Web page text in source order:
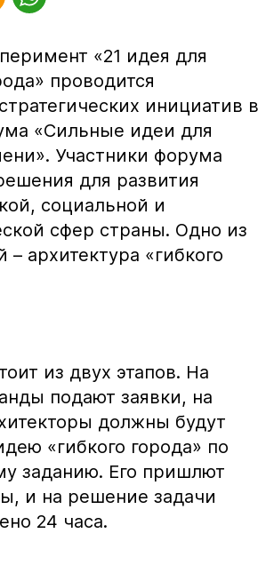
«21 идея для
проводится
инициатив в
«Сильные идеи для
Участники форума
для развития
социальной и
сфер страны. Одно из
– архитектура «гибкого
из двух этапов. На
подают заявки, на
должны будут
«гибкого города» по
заданию. Его пришлют
и на решение задачи
24 часа.